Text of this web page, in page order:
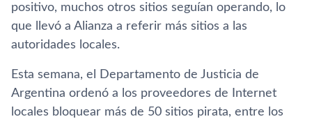
positivo, muchos otros sitios seguían operando, lo
que llevó a Alianza a referir más sitios a las
autoridades locales.
Esta semana, el Departamento de Justicia de
Argentina ordenó a los proveedores de Internet
locales bloquear más de 50 sitios pirata, entre los